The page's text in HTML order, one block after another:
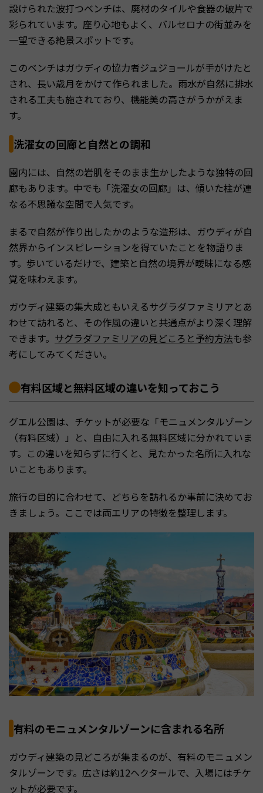
設けられた波打つベンチは、廃材のタイルや食器の破片で
彩られています。座り心地もよく、バルセロナの街並みを
一望できる絶景スポットです。
このベンチはガウディの協力者ジュジョールが手がけたと
され、長い歳月をかけて作られました。雨水が自然に排水
される工夫も施されており、機能美の高さがうかがえま
す。
洗濯女の回廊と自然との調和
園内には、自然の岩肌をそのまま生かしたような独特の回
廊もあります。中でも「洗濯女の回廊」は、傾いた柱が連
なる不思議な空間で人気です。
まるで自然が作り出したかのような造形は、ガウディが自
然界からインスピレーションを得ていたことを物語りま
す。歩いているだけで、建築と自然の境界が曖昧になる感
覚を味わえます。
ガウディ建築の集大成ともいえるサグラダファミリアとあ
わせて訪れると、その作風の違いと共通点がより深く理解
できます。 サグラダファミリアの見どころと予約方法も参
考にしてみてください。
有料区域と無料区域の違いを知っておこう
グエル公園は、チケットが必要な「モニュメンタルゾーン
（有料区域）」と、自由に入れる無料区域に分かれていま
す。この違いを知らずに行くと、見たかった名所に入れな
いこともあります。
旅行の目的に合わせて、どちらを訪れるか事前に決めてお
きましょう。ここでは両エリアの特徴を整理します。
有料のモニュメンタルゾーンに含まれる名所
ガウディ建築の見どころが集まるのが、有料のモニュメン
タルゾーンです。広さは約12ヘクタールで、入場にはチケ
ットが必要です。